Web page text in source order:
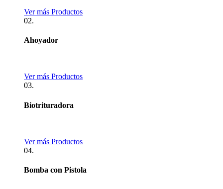
Ver más Productos
02.
Ahoyador
Ver más Productos
03.
Biotrituradora
Ver más Productos
04.
Bomba con Pistola